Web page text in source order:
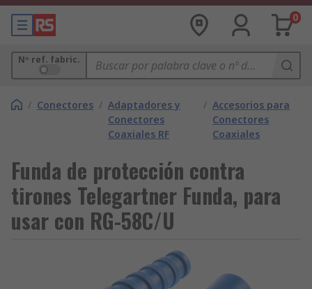
0
Nº ref. fabric.
/ Conectores / Adaptadores y
Conectores
Coaxiales RF
/ Accesorios para
Conectores
Coaxiales
Funda de protección contra
tirones Telegartner Funda, para
usar con RG-58C/U